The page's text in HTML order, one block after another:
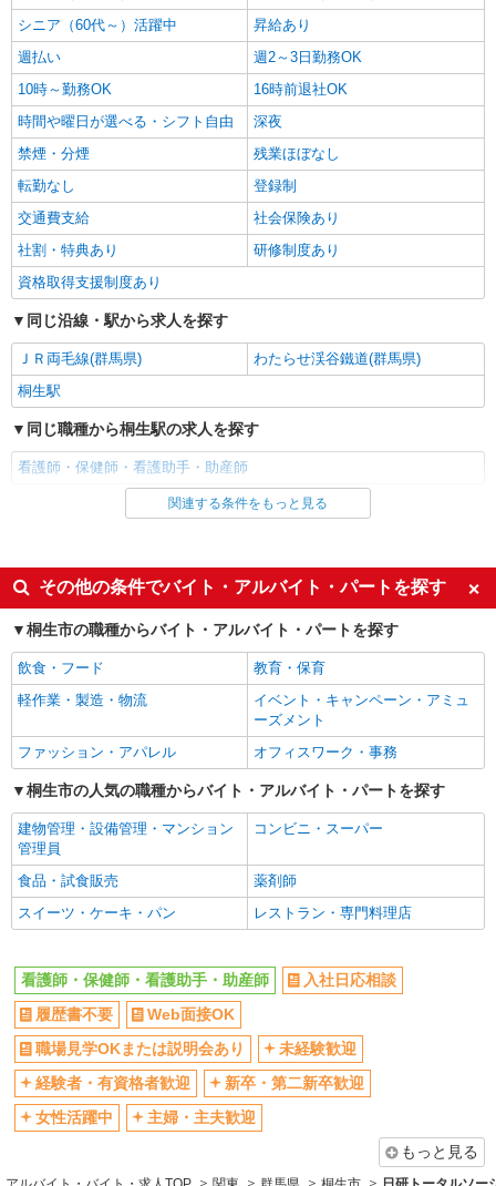
キープ
派遣社員
株式会社kotrio /●TK-H-1990905
桐生駅＊看護助手＊日払いOK！推し活の軍資
金も即ゲット◎
時給1500円〜2125円 ＜日払い有/週払い有/交
通費全支給(ガソリン代含む)＞
群馬県桐生市
キープ
派遣社員
株式会社kotrio /●TK-H-2099843
桐生駅近く＊綺麗な病院で看護助手デビュー♪
時給1500円〜2125円 ＜日払い有/週払い有/交
通費全支給(ガソリン代含む)＞
群馬県桐生市
詳細を見る
株式会社kotrio /●TK-H-2014063
高収入を目指したい方必見！未経験でも日収
時給1500円〜2125円 ＜日払い有/週払い有/交
通費全支給(ガソリン代含む)＞
群馬県桐生市
キープ 詳細を見る
派遣社員
株式会社kotrio /●TK-H-1855127
桐生駅＊看護助手(資格経験不問)募集♪食事配
膳などの補助業務
時給1500円〜2125円 ＜日払い有/週払い有/交
通費全支給(ガソリン代含む)＞
群馬県桐生市
キープ
派遣社員
株式会社kotrio /●TK-H-2099698
＜高時給＞新桐生駅近くの病院で安定した働き
方を★看護助手♪
時給1400円〜2125円 ＜日払い有/週払い有/交
通費全支給(ガソリン代含む)＞
シニア（60代～）活躍中
昇給あり
週払い
週2～3日勤務OK
10時～勤務OK
16時前退社OK
時間や曜日が選べる・シフト自由
深夜
禁煙・分煙
残業ほぼなし
転勤なし
登録制
交通費支給
社会保険あり
社割・特典あり
研修制度あり
資格取得支援制度あり
同じ沿線・駅から求人を探す
ＪＲ両毛線(群馬県)
わたらせ渓谷鐵道(群馬県)
桐生駅
同じ職種から桐生駅の求人を探す
看護師・保健師・看護助手・助産師
同じ雇用形態から桐生駅の求人を探す
派遣社員
同じ特徴から桐生駅の求人を探す
入社日応相談
履歴書不要
Web面接OK
職場見学OKまたは説明会あり
経験者・有資格者歓迎
新卒・第二新卒歓迎
女性活躍中
主婦・主夫歓迎
フリーター歓迎
学歴不問
ブランクOK
ミドル（40代～）活躍中
シニア（60代～）活躍中
昇給あり
週払い
週2～3日勤務OK
時間や曜日が選べる・シフト自由
深夜
禁煙・分煙
転勤なし
登録制
交通費支給
社会保険あり
社割・特典あり
研修制度あり
資格取得支援制度あり
関連する条件をもっと見る
その他の条件でバイト・アルバイト・パートを探す
桐生市の職種からバイト・アルバイト・パートを探す
飲食・フード
教育・保育
軽作業・製造・物流
イベント・キャンペーン・アミュ
ーズメント
ファッション・アパレル
オフィスワーク・事務
桐生市の人気の職種からバイト・アルバイト・パートを探す
建物管理・設備管理・マンション
管理員
コンビニ・スーパー
食品・試食販売
薬剤師
スイーツ・ケーキ・パン
レストラン・専門料理店
看護師・保健師・看護助手・助産師
入社日応相談
履歴書不要
Web面接OK
職場見学OKまたは説明会あり
未経験歓迎
経験者・有資格者歓迎
新卒・第二新卒歓迎
女性活躍中
主婦・主夫歓迎
もっと見る